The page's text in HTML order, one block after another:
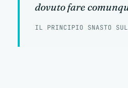
dovuto fare
IL PRINCIPIO SNASTO